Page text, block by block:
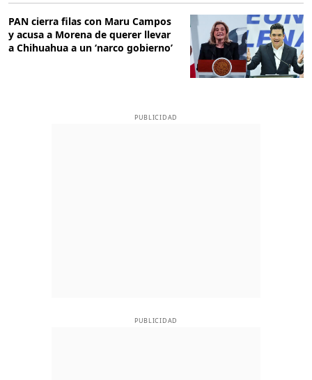
PAN cierra filas con Maru Campos
y acusa a Morena de querer llevar
a Chihuahua a un ‘narco gobierno’
PUBLICIDAD
PUBLICIDAD